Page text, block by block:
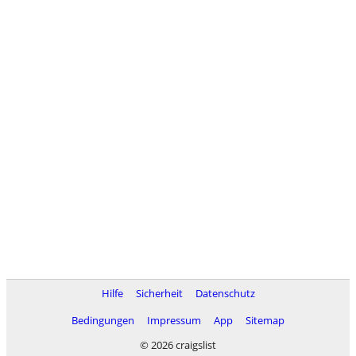
Hilfe Sicherheit
Datenschutz
Bedingungen
Impressum App
Sitemap
© 2026 craigslist